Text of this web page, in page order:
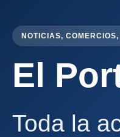
NOTICIAS,
El
Toda la